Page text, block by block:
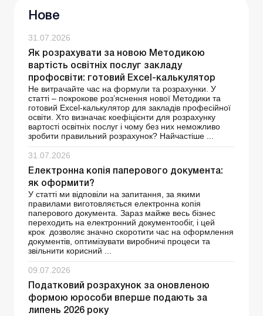
Нове
31.07.2026
Як розрахувати за новою Методикою
вартість освітніх послуг закладу
профосвіти: готовий Excel-калькулятор
Не витрачайте час на формули та розрахунки. У
статті – покрокове роз’яснення нової Методики та
готовий Excel-калькулятор для закладів професійної
освіти. Хто визначає коефіцієнти для розрахунку
вартості освітніх послуг і чому без них неможливо
зробити правильний розрахунок? Найчастіше ...
31.07.2026
Електронна копія паперового документа:
як оформити?
У статті ми відповіли на запитання, за якими
правилами виготовляється електронна копія
паперового документа. Зараз майже весь бізнес
переходить на електронний документообіг, і цей
крок дозволяє значно скоротити час на оформлення
документів, оптимізувати виробничі процеси та
звільнити корисний ...
09.07.2026
Податковий розрахунок за оновленою
формою юрособи вперше подають за
липень 2026 року